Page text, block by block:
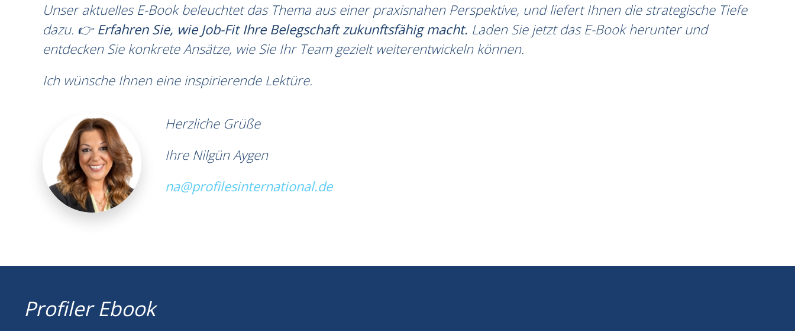
Unser aktuelles E-Book beleuchtet das Thema aus einer praxisnahen Perspektive, und liefert Ihnen die strategische Tiefe
dazu. 👉 Erfahren Sie, wie Job-Fit Ihre Belegschaft zukunftsfähig macht. Laden Sie jetzt das E-Book herunter und
entdecken Sie konkrete Ansätze, wie Sie Ihr Team gezielt weiterentwickeln können.
Ich wünsche Ihnen eine inspirierende Lektüre.
Herzliche Grüße
Ihre Nilgün Aygen
na@profilesinternational.de
Profiler Ebook